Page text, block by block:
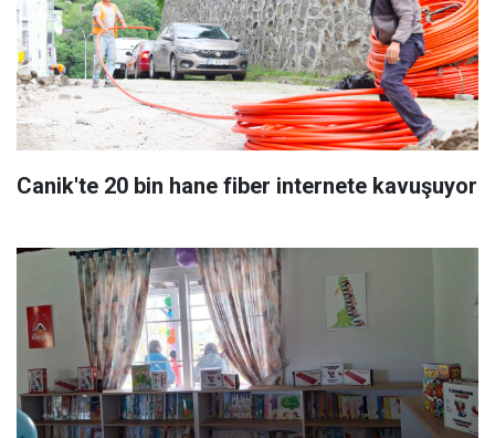
Canik'te 20 bin hane fiber internete kavuşuyor